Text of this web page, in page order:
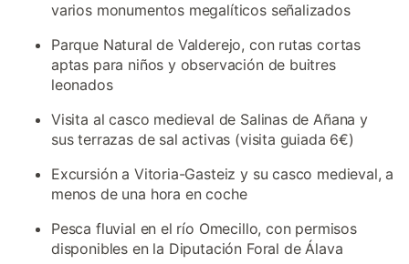
varios monumentos megalíticos señalizados
Parque Natural de Valderejo, con rutas cortas
aptas para niños y observación de buitres
leonados
Visita al casco medieval de Salinas de Añana y
sus terrazas de sal activas (visita guiada 6€)
Excursión a Vitoria-Gasteiz y su casco medieval, a
menos de una hora en coche
Pesca fluvial en el río Omecillo, con permisos
disponibles en la Diputación Foral de Álava